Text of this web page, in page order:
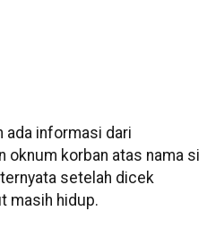
ada informasi dari
oknum korban atas nama si
setelah dicek
masih hidup.